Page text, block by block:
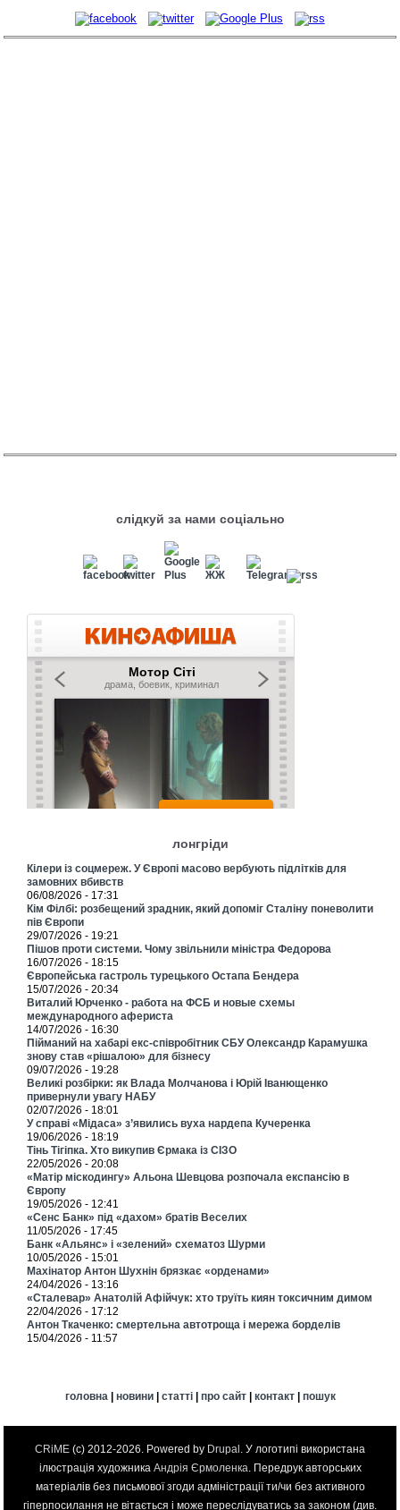
слідкуй за нами соціально
лонгріди
Кілери із соцмереж. У Європі масово вербують підлітків для
замовних вбивств
06/08/2026 - 17:31
Кім Філбі: розбещений зрадник, який допоміг Сталіну поневолити
пів Європи
29/07/2026 - 19:21
Пішов проти системи. Чому звільнили міністра Федорова
16/07/2026 - 18:15
Європейська гастроль турецького Остапа Бендера
15/07/2026 - 20:34
Виталий Юрченко - работа на ФСБ и новые схемы
международного афериста
14/07/2026 - 16:30
Пійманий на хабарі екс-співробітник СБУ Олександр Карамушка
знову став «рішалою» для бізнесу
09/07/2026 - 19:28
Великі розбірки: як Влада Молчанова і Юрій Іванющенко
привернули увагу НАБУ
02/07/2026 - 18:01
У справі «Мідаса» з’явились вуха нардепа Кучеренка
19/06/2026 - 18:19
Тінь Тігіпка. Хто викупив Єрмака із СІЗО
22/05/2026 - 20:08
«Матір міскодингу» Альона Шевцова розпочала експансію в
Європу
19/05/2026 - 12:41
«Сенс Банк» під «дахом» братів Веселих
11/05/2026 - 17:45
Банк «Альянс» і «зелений» схематоз Шурми
10/05/2026 - 15:01
Махінатор Антон Шухнін брязкає «орденами»
24/04/2026 - 13:16
«Сталевар» Анатолій Афійчук: хто труїть киян токсичним димом
22/04/2026 - 17:12
Антон Ткаченко: смертельна автотроща і мережа борделів
15/04/2026 - 11:57
головна| новини| статті| про сайт| контакт| пошук
CRiME (c) 2012-2026. Powered by Drupal . У логотипі використана
ілюстрація художника Андрія Єрмоленка. Передрук авторських
матеріалів без письмової згоди адміністрації ти/чи без активного
гіперпосилання не вітається і може переслідуватись за законом (див.